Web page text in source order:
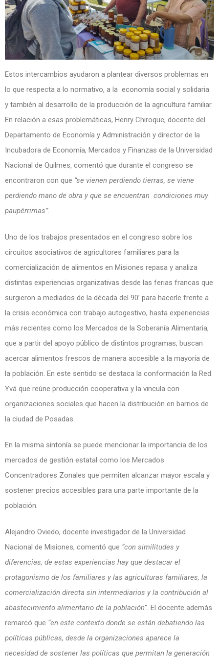
Estos intercambios ayudaron a plantear diversos problemas en
lo que respecta a lo normativo, a la economía social y solidaria
y también al desarrollo de la producción de la agricultura familiar.
En relación a esas problemáticas, Henry Chiroque, docente del
Departamento de Economía y Administración y director de la
Incubadora de Economía, Mercados y Finanzas de la Universidad
Nacional de Quilmes, comentó que durante el congreso se
encontraron con que “se vienen perdiendo tierras, se viene
perdiendo mano de obra y que se encuentran condiciones muy
paupérrimas”.
Uno de los trabajos presentados en el congreso sobre los
circuitos asociativos de agricultores familiares para la
comercialización de alimentos en Misiones repasa y analiza
distintas experiencias organizativas desde las ferias francas que
surgieron a mediados de la década del 90’ para hacerle frente a
la crisis económica con trabajo autogestivo, hasta experiencias
más recientes como los Mercados de la Soberanía Alimentaria,
que a partir del apoyo público de distintos programas, buscan
acercar alimentos frescos de manera accesible a la mayoría de
la población. En este sentido se destaca la conformación la Red
Yvá que reúne producción cooperativa y la vincula con
organizaciones sociales que hacen la distribución en barrios de
la ciudad de Posadas.
En la misma sintonía se puede mencionar la importancia de los
mercados de gestión estatal como los Mercados
Concentradores Zonales que permiten alcanzar mayor escala y
sostener precios accesibles para una parte importante de la
población.
Alejandro Oviedo, docente investigador de la Universidad
Nacional de Misiones, comentó que “con similitudes y
diferencias, de estas experiencias hay que destacar el
protagonismo de los familiares y las agriculturas familiares, la
comercialización directa sin intermediarios y la contribución al
abastecimiento alimentario de la población”. El docente además
remarcó que “en este contexto donde se están debatiendo las
políticas públicas, desde la organizaciones aparece la
necesidad de sostener las políticas que permitan la generación